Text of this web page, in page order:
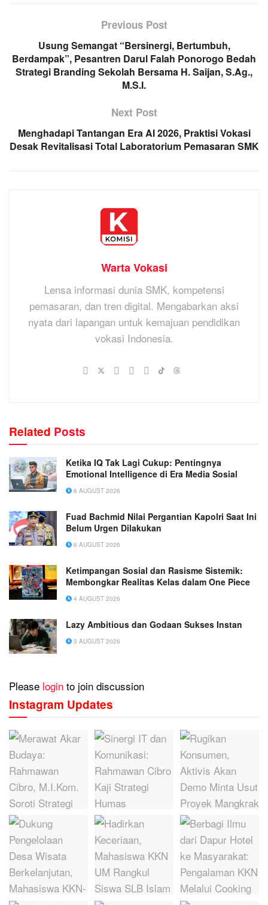
Previous Post
Usung Semangat “Bersinergi, Bertumbuh,
Berdampak”, Pesantren Darul Falah Ponorogo Bedah
Strategi Branding Sekolah Bersama H. Saijan, S.Ag.,
M.S.I.
Next Post
Menghadapi Tantangan Era AI 2026, Praktisi Vokasi
Desak Revitalisasi Total Laboratorium Pemasaran SMK
Warta Vokasi
Lensa informasi dunia SMK, kompetensi
pemasaran, dan tren digital. Mengabarkan aksi
nyata dari lapangan untuk kemajuan pendidikan
vokasi Indonesia.
Related Posts
Ketika IQ Tak Lagi Cukup: Pentingnya
Emotional Intelligence di Era Media Sosial
6 AUGUST 2026
Fuad Bachmid Nilai Pergantian Kapolri Saat Ini
Belum Urgen Dilakukan
6 AUGUST 2026
Ketimpangan Sosial dan Rasisme Sistemik:
Membongkar Realitas Kelas dalam One Piece
4 AUGUST 2026
Lazy Ambitious dan Godaan Sukses Instan
3 AUGUST 2026
Please login to join discussion
Instagram Updates